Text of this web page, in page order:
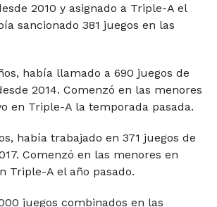
2010 y asignado a Triple-A el
sancionado 381 juegos en las
había llamado a 690 juegos de
2014. Comenzó en las menores
en Triple-A la temporada pasada.
había trabajado en 371 juegos de
Comenzó en las menores en
Triple-A el año pasado.
juegos combinados en las